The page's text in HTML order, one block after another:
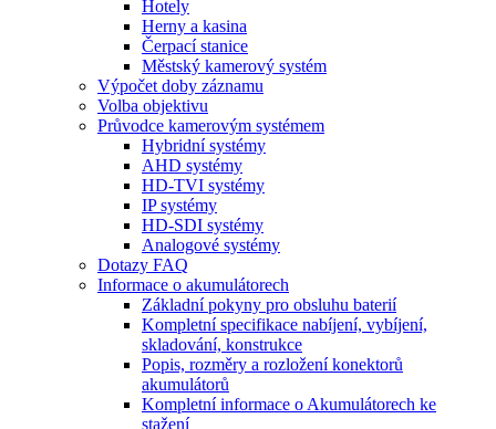
Hotely
Herny a kasina
Čerpací stanice
Městský kamerový systém
Výpočet doby záznamu
Volba objektivu
Průvodce kamerovým systémem
Hybridní systémy
AHD systémy
HD-TVI systémy
IP systémy
HD-SDI systémy
Analogové systémy
Dotazy FAQ
Informace o akumulátorech
Základní pokyny pro obsluhu baterií
Kompletní specifikace nabíjení, vybíjení,
skladování, konstrukce
Popis, rozměry a rozložení konektorů
akumulátorů
Kompletní informace o Akumulátorech ke
stažení